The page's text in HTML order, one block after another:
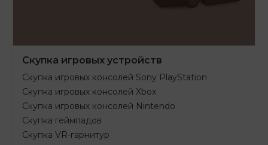
Скупка игровых устройств
Скупка игровых консолей Sony PlayStation
Скупка игровых консолей Xbox
Скупка игровых консолей Nintendo
Скупка геймпадов
Скупка VR-гарнитур